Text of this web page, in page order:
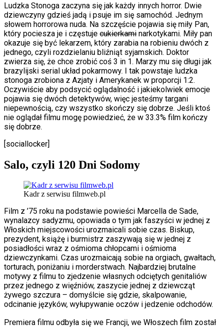
Ludzka Stonoga zaczyna się jak każdy innych horror. Dwie
dziewczyny gdzieś jadą i psuje im się samochód. Jednym
słowem horrorowa nuda. Na szczęście pojawia się miły Pan,
który pociesza je i częstuje cukierkami narkotykami. Miły pan
okazuje się być lekarzem, który zarabia na robieniu dwóch z
jednego, czyli rozdzielaniu bliźniąt syjamskich. Doktor
zwierza się, że chce zrobić coś 3 in 1. Marzy mu się długi jak
brazylijski serial układ pokarmowy. I tak powstaje ludzka
stonoga zrobiona z Azjaty i Amerykanek w proporcji 1:2.
Oczywiście aby podsycić oglądalność i jakiekolwiek emocje
pojawia się dwóch detektywów, więc jesteśmy targani
niepewnością, czy wszystko skończy się dobrze. Jeśli ktoś
nie oglądał filmu mogę powiedzieć, że w 33.3% film kończy
się dobrze.
[sociallocker]
Salo, czyli 120 Dni Sodomy
Kadr z serwisu filmweb.pl
Film z ’75 roku na podstawie powieści Marcella de Sade,
wynalazcy sadyzmu, opowiada o tym jak faszyści w jednej z
Włoskich miejscowości urozmaicali sobie czas. Biskup,
prezydent, książę i burmistrz zaszywają się w jednej z
posiadłości wraz z ośmioma chłopcami i ośmioma
dziewczynkami. Czas urozmaicają sobie na orgiach, gwałtach,
torturach, poniżaniu i morderstwach. Najbardziej brutalne
motywy z filmu to zjedzenie własnych odciętych genitaliów
przez jednego z więźniów, zaszycie jednej z dziewcząt
żywego szczura – domyślcie się gdzie, skalpowanie,
odcinanie języków, wyłupywanie oczów i jedzenie odchodów.
Premiera filmu odbyła się we Francji, we Włoszech film został